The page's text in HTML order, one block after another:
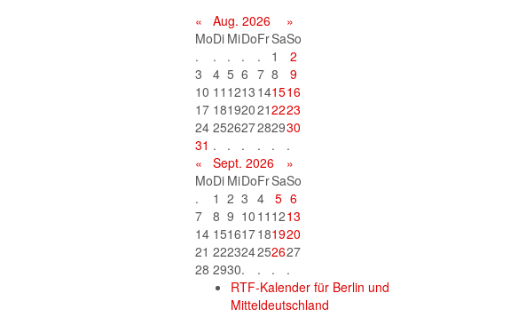
« Aug. 2026
»
MoDi MiDoFrSaSo
.
. . . . 1
2
3
4 5 6 7 8
9
10 11 1213 141516
17 181920212223
24 252627282930
31 . . . . .
.
«
Sept. 2026
»
MoDi MiDoFrSaSo
.
1 2 3 4 5 6
7
8 9 10 11 1213
14 151617181920
21 222324252627
28 2930. . .
.
RTF-Kalender für Berlin und
Mitteldeutschland